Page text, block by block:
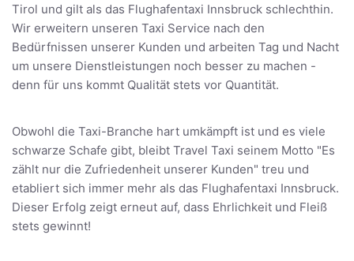
Tirol und gilt als das Flughafentaxi Innsbruck schlechthin.
Wir erweitern unseren Taxi Service nach den
Bedürfnissen unserer Kunden und arbeiten Tag und Nacht
um unsere Dienstleistungen noch besser zu machen -
denn für uns kommt Qualität stets vor Quantität.
Obwohl die Taxi-Branche hart umkämpft ist und es viele
schwarze Schafe gibt, bleibt Travel Taxi seinem Motto "Es
zählt nur die Zufriedenheit unserer Kunden" treu und
etabliert sich immer mehr als das Flughafentaxi Innsbruck.
Dieser Erfolg zeigt erneut auf, dass Ehrlichkeit und Fleiß
stets gewinnt!